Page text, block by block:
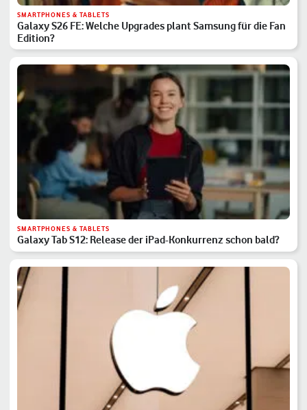
SMARTPHONES & TABLETS
Galaxy S26 FE: Welche Upgrades plant Samsung für die Fan
Edition?
SMARTPHONES & TABLETS
Galaxy Tab S12: Release der iPad-Konkurrenz schon bald?